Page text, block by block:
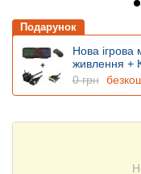
Подарунок
Нова ігрова
живлення +
0 грн